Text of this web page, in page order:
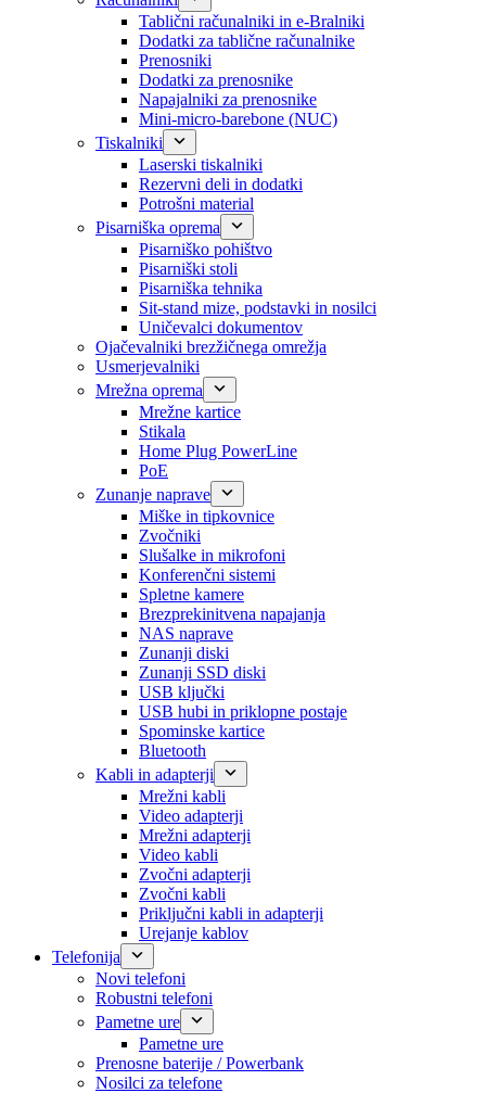
Tablični računalniki in e-Bralniki
Dodatki za tablične računalnike
Prenosniki
Dodatki za prenosnike
Napajalniki za prenosnike
Mini-micro-barebone (NUC)
Tiskalniki
Laserski tiskalniki
Rezervni deli in dodatki
Potrošni material
Pisarniška oprema
Pisarniško pohištvo
Pisarniški stoli
Pisarniška tehnika
Sit-stand mize, podstavki in nosilci
Uničevalci dokumentov
Ojačevalniki brezžičnega omrežja
Usmerjevalniki
Mrežna oprema
Mrežne kartice
Stikala
Home Plug PowerLine
PoE
Zunanje naprave
Miške in tipkovnice
Zvočniki
Slušalke in mikrofoni
Konferenčni sistemi
Spletne kamere
Brezprekinitvena napajanja
NAS naprave
Zunanji diski
Zunanji SSD diski
USB ključki
USB hubi in priklopne postaje
Spominske kartice
Bluetooth
Kabli in adapterji
Mrežni kabli
Video adapterji
Mrežni adapterji
Video kabli
Zvočni adapterji
Zvočni kabli
Priključni kabli in adapterji
Urejanje kablov
Telefonija
Novi telefoni
Robustni telefoni
Pametne ure
Pametne ure
Prenosne baterije / Powerbank
Nosilci za telefone